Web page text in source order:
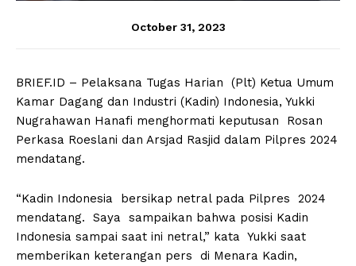
October 31, 2023
BRIEF.ID – Pelaksana Tugas Harian (Plt) Ketua Umum
Kamar Dagang dan Industri (Kadin) Indonesia, Yukki
Nugrahawan Hanafi menghormati keputusan Rosan
Perkasa Roeslani dan Arsjad Rasjid dalam Pilpres 2024
mendatang.
“Kadin Indonesia bersikap netral pada Pilpres 2024
mendatang. Saya sampaikan bahwa posisi Kadin
Indonesia sampai saat ini netral,” kata Yukki saat
memberikan keterangan pers di Menara Kadin,